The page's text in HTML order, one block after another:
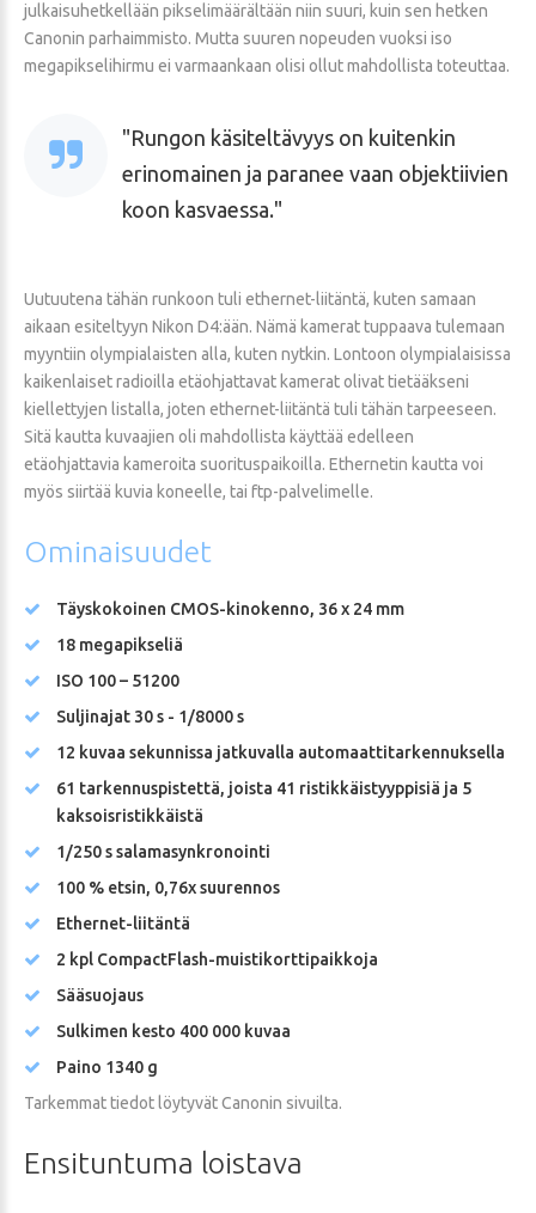
julkaisuhetkellään pikselimäärältään niin suuri, kuin sen hetken
Canonin parhaimmisto. Mutta suuren nopeuden vuoksi iso
megapikselihirmu ei varmaankaan olisi ollut mahdollista toteuttaa.
Rungon käsiteltävyys on kuitenkin
erinomainen ja paranee vaan objektiivien
koon kasvaessa.
Uutuutena tähän runkoon tuli ethernet-liitäntä, kuten samaan
aikaan esiteltyyn Nikon D4:ään. Nämä kamerat tuppaava tulemaan
myyntiin olympialaisten alla, kuten nytkin. Lontoon olympialaisissa
kaikenlaiset radioilla etäohjattavat kamerat olivat tietääkseni
kiellettyjen listalla, joten ethernet-liitäntä tuli tähän tarpeeseen.
Sitä kautta kuvaajien oli mahdollista käyttää edelleen
etäohjattavia kameroita suorituspaikoilla. Ethernetin kautta voi
myös siirtää kuvia koneelle, tai ftp-palvelimelle.
Ominaisuudet
Täyskokoinen CMOS-kinokenno, 36 x 24 mm
18 megapikseliä
ISO 100 – 51200
Suljinajat 30 s - 1/8000 s
12 kuvaa sekunnissa jatkuvalla automaattitarkennuksella
61 tarkennuspistettä, joista 41 ristikkäistyyppisiä ja 5
kaksoisristikkäistä
1/250 s salamasynkronointi
100 % etsin, 0,76x suurennos
Ethernet-liitäntä
2 kpl CompactFlash-muistikorttipaikkoja
Sääsuojaus
Sulkimen kesto 400 000 kuvaa
Paino 1340 g
Tarkemmat tiedot löytyvät Canonin sivuilta.
Ensituntuma loistava